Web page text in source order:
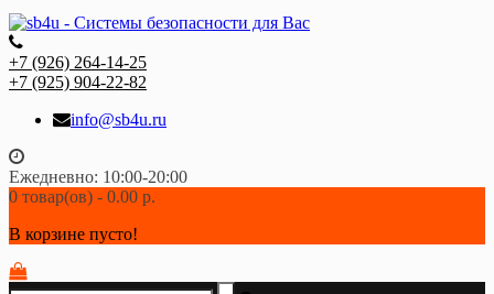
+7 (926) 264-14-25
+7 (925) 904-22-82
info@sb4u.ru
Ежедневно: 10:00-20:00
0 товар(ов) - 0.00 р.
В корзине пусто!